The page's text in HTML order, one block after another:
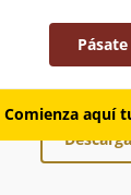
Comienza aquí